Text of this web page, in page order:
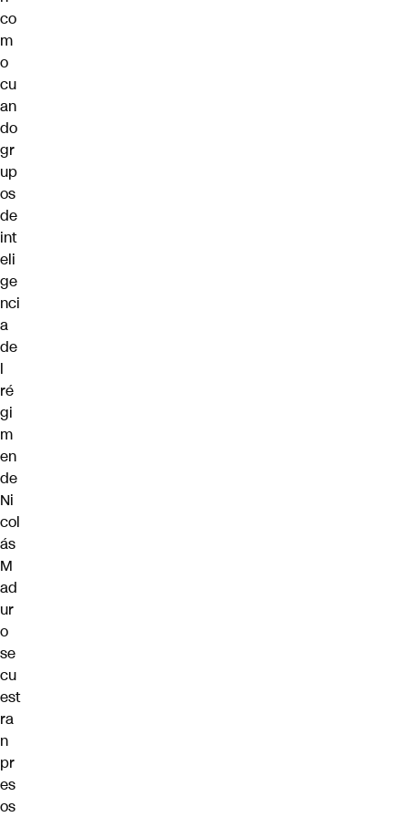
co
m
o
cu
an
do
gr
up
os
de
int
eli
ge
nci
a
de
l
ré
gi
m
en
de
Ni
col
ás
M
ad
ur
o
se
cu
est
ra
n
pr
es
os